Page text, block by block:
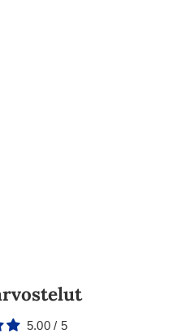
5.00 / 5